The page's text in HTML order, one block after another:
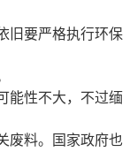
旧要严格执行环保
能性不大，不过缅
废料。国家政府也